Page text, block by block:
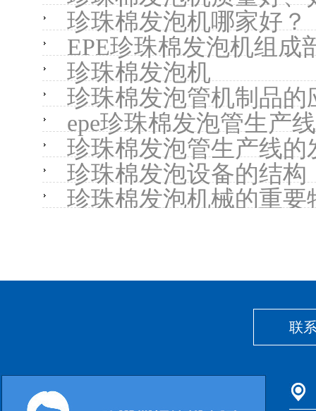
珍珠棉发泡机哪家好？
EPE珍珠棉发泡机组成
珍珠棉发泡机
珍珠棉发泡管机制品的
epe珍珠棉发泡管生产
珍珠棉发泡管生产线的
珍珠棉发泡设备的结构
珍珠棉发泡机械的重要
联